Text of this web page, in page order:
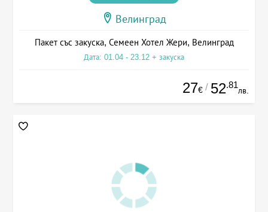
Велинград
Пакет със закуска, Семеен Хотел Жери, Велинград
Дата: 01.04 - 23.12 + закуска
27€ / 52.81
лв.